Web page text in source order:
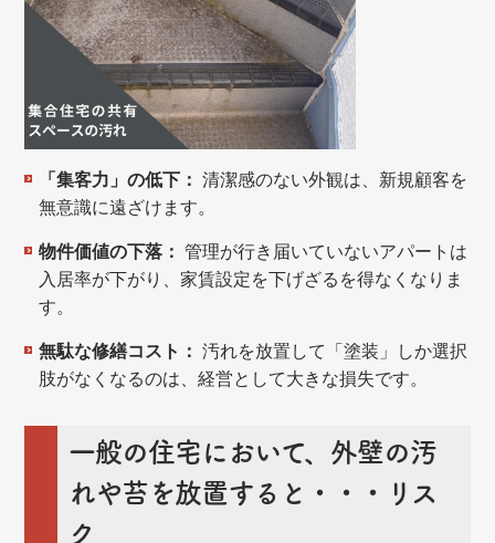
「集客力」の低下： 清潔感のない外観は、新規顧客を
無意識に遠ざけます。
物件価値の下落： 管理が行き届いていないアパートは
入居率が下がり、家賃設定を下げざるを得なくなりま
す。
無駄な修繕コスト： 汚れを放置して「塗装」しか選択
肢がなくなるのは、経営として大きな損失です。
一般の住宅において、外壁の汚
れや苔を放置すると・・・リス
ク